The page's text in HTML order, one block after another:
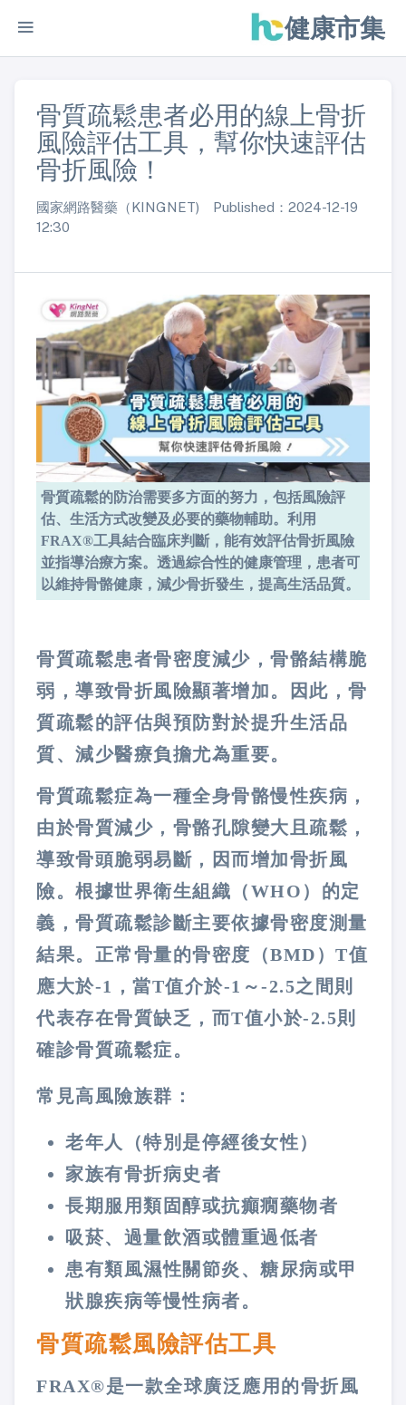
健康市集
骨質疏鬆患者必用的線上骨折
風險評估工具，幫你快速評估
骨折風險！
國家網路醫藥（KINGNET) Published：2024-12-19
12:30
骨質疏鬆的防治需要多方面的努力，包括風險評
估、生活方式改變及必要的藥物輔助。利用
FRAX®工具結合臨床判斷，能有效評估骨折風險
並指導治療方案。透過綜合性的健康管理，患者可
以維持骨骼健康，減少骨折發生，提高生活品質​​​。
骨質疏鬆患者骨密度減少，骨骼結構脆
弱，導致骨折風險顯著增加。因此，骨
質疏鬆的評估與預防對於提升生活品
質、減少醫療負擔尤為重要。
骨質疏鬆症為一種全身骨骼慢性疾病，
由於骨質減少，骨骼孔隙變大且疏鬆，
導致骨頭脆弱易斷，因而增加骨折風
險。根據世界衛生組織（WHO）的定
義，骨質疏鬆診斷主要依據骨密度測量
結果。正常骨量的骨密度（BMD）T值
應大於-1，當T值介於-1～-2.5之間則
代表存在骨質缺乏，而T值小於-2.5則
確診骨質疏鬆症。
常見高風險族群：
老年人（特別是停經後女性）
家族有骨折病史者
長期服用類固醇或抗癲癇藥物者
吸菸、過量飲酒或體重過低者
患有類風濕性關節炎、糖尿病或甲
狀腺疾病等慢性病者​​。
骨質疏鬆風險評估工具
FRAX®是一款全球廣泛應用的骨折風